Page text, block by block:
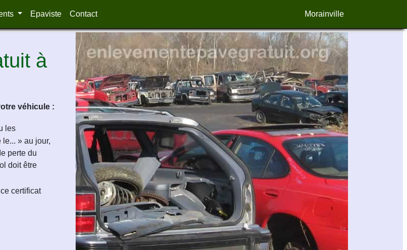
Epaviste Contact Morainville
à
véhicule :
les
» au jour,
perte du
doit être
certificat